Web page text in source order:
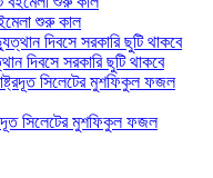
শুরু কাল
দিবসে সরকারি ছুটি থাকবে
সিলেটের মুশফিকুল ফজল